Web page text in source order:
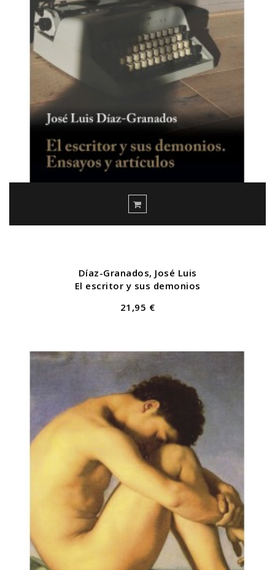
Díaz-Granados, José Luis
El escritor y sus demonios
21,95 €